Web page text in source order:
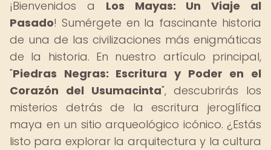
¡Bienvenidos a Los Mayas: Un Viaje al
Pasado! Sumérgete en la fascinante historia
de una de las civilizaciones más enigmáticas
de la historia. En nuestro artículo principal,
"Piedras Negras: Escritura y Poder en el
Corazón del Usumacinta", descubrirás los
misterios detrás de la escritura jeroglífica
maya en un sitio arqueológico icónico. ¿Estás
listo para explorar la arquitectura y la cultura